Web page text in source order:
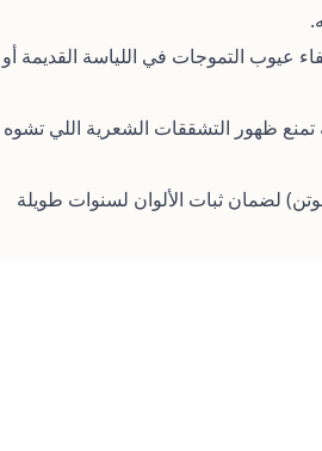
عيوب التموجات في اللياسة القديمة أو
ظهور التشققات الشعرية اللي تشوه
لضمان ثبات الألوان لسنوات طويلة